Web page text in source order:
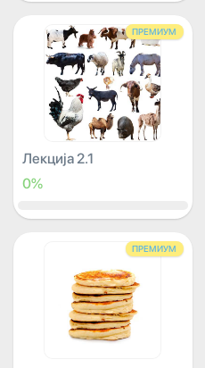
ПРЕМИУМ
Лекција 2.1
0%
ПРЕМИУМ